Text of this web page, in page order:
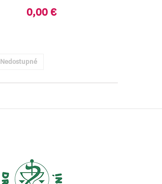
0,00 €
Nedostupné